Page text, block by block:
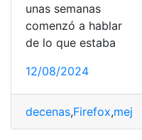
unas semanas
comenzó a hablar
de lo que estaba
12/08/2024
decenas,Firefox,mejor